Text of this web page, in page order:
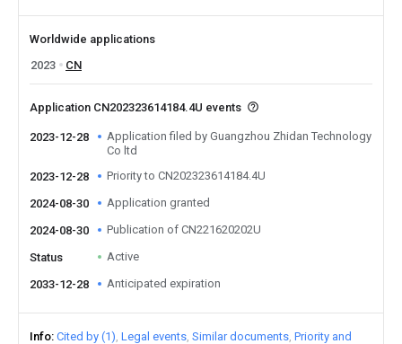
Worldwide applications
2023
CN
Application CN202323614184.4U events
2023-12-28
Application filed by Guangzhou Zhidan Technology
Co ltd
2023-12-28
Priority to CN202323614184.4U
2024-08-30 Application granted
2024-08-30 Publication of CN221620202U
Status Active
2033-12-28 Anticipated expiration
Info Cited by (1) Legal events Similar documents Priority and